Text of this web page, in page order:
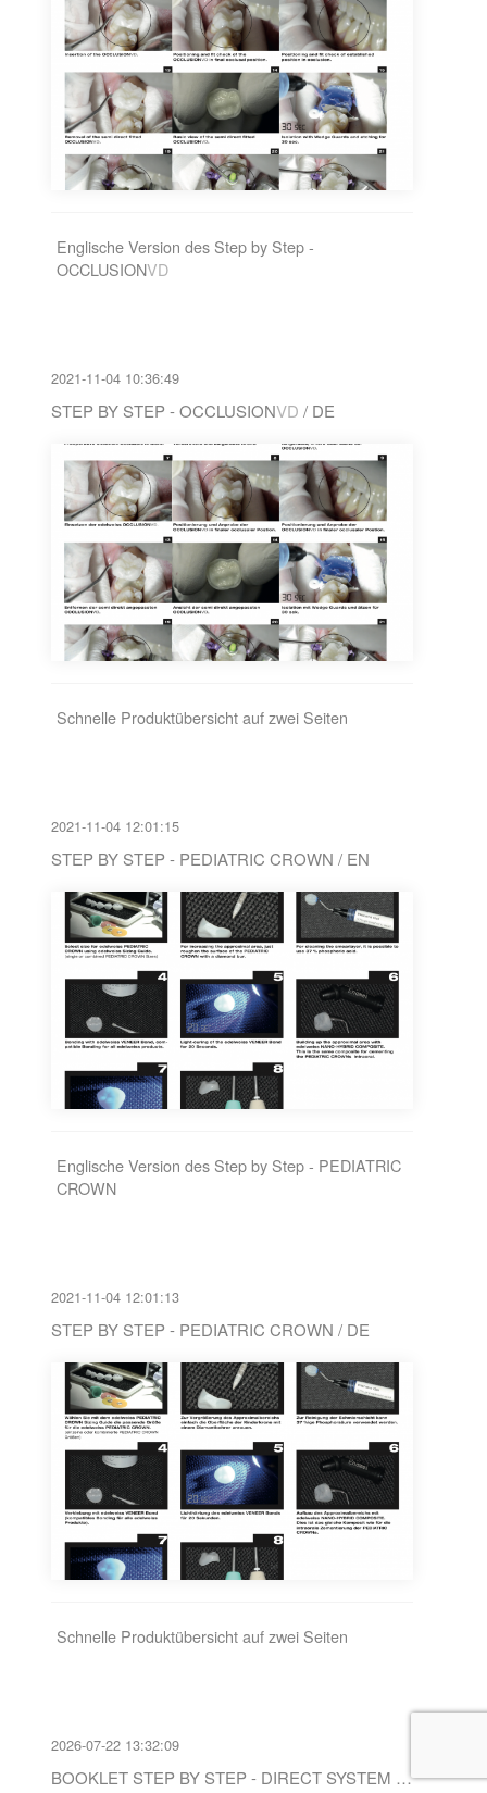
Englische Version des Step by Step -
OCCLUSIONVD
2021-11-04 10:36:49
STEP BY STEP - OCCLUSIONVD / DE
Schnelle Produktübersicht auf zwei Seiten
2021-11-04 12:01:15
STEP BY STEP - PEDIATRIC CROWN / EN
Englische Version des Step by Step - PEDIATRIC
CROWN
2021-11-04 12:01:13
STEP BY STEP - PEDIATRIC CROWN / DE
Schnelle Produktübersicht auf zwei Seiten
2026-07-22 13:32:09
BOOKLET STEP BY STEP - DIRECT SYSTEM / EN